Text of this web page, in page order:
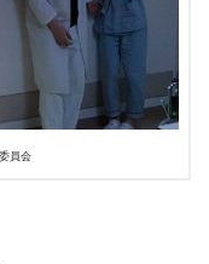
員会